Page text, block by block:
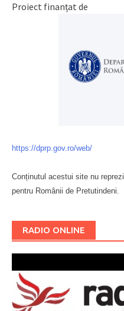
Proiect finanțat de
https://dprp.gov.ro/web/
Conținutul acestui site nu
pentru Românii de Pretutindeni.
RADIO ONLINE